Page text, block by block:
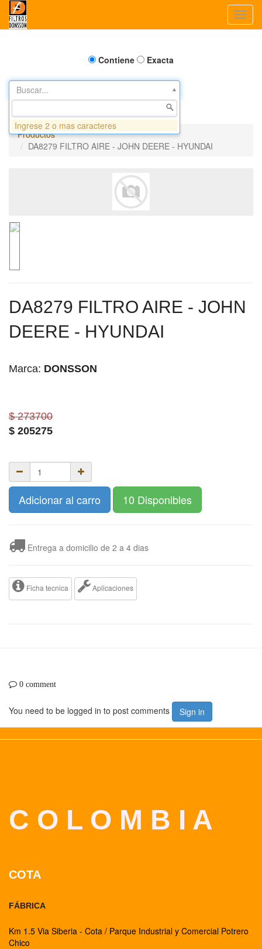
Contiene Exacta
Buscar...
Productos
DA8279 FILTRO AIRE - JOHN DEERE - HYUNDAI
DA8279 FILTRO AIRE - JOHN
DEERE - HYUNDAI
Marca: DONSSON
$ 273700
$ 205275
Adicionar al carro 10 Disponibles
Entrega a domicilio de 2 a 4 dias
Ficha tecnica Aplicaciones
0 comment
You need to be logged in to post comments Sign in
C O L O M B I A
COTA
FÁBRICA
Km 1.5 Via Siberia - Cota / Parque Industrial y Comercial Potrero
Chico
Ingrese 2 o mas caracteres